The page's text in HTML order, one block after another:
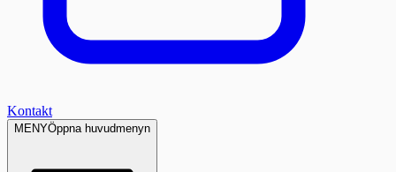
Kontakt
MENYÖppna huvudmenyn